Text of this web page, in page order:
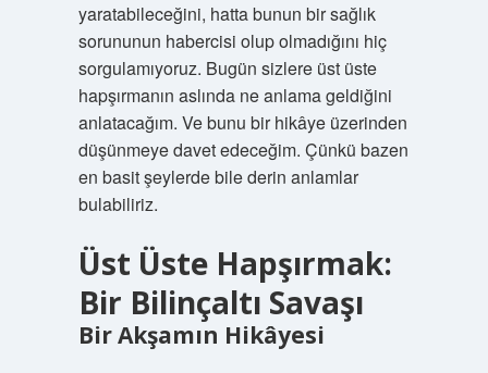
yaratabileceğini, hatta bunun bir sağlık
sorununun habercisi olup olmadığını hiç
sorgulamıyoruz. Bugün sizlere üst üste
hapşırmanın aslında ne anlama geldiğini
anlatacağım. Ve bunu bir hikâye üzerinden
düşünmeye davet edeceğim. Çünkü bazen
en basit şeylerde bile derin anlamlar
bulabiliriz.
Üst Üste Hapşırmak:
Bir Bilinçaltı Savaşı
Bir Akşamın Hikâyesi